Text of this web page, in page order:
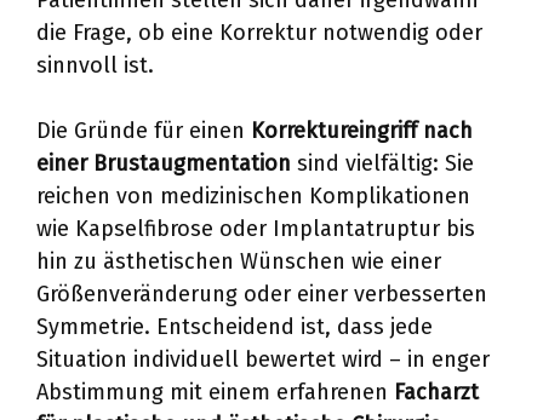
die Frage, ob eine Korrektur notwendig oder
sinnvoll ist.
Die Gründe für einen Korrektureingriff nach
einer Brustaugmentation sind vielfältig: Sie
reichen von medizinischen Komplikationen
wie Kapselfibrose oder Implantatruptur bis
hin zu ästhetischen Wünschen wie einer
Größenveränderung oder einer verbesserten
Symmetrie. Entscheidend ist, dass jede
Situation individuell bewertet wird – in enger
Abstimmung mit einem erfahrenen Facharzt